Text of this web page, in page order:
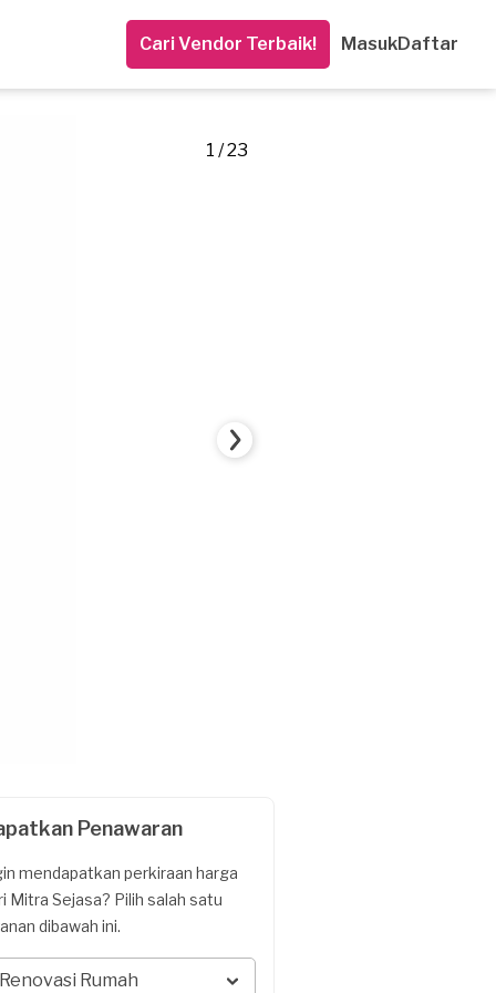
Cari Vendor Terbaik! MasukDaftar
1 / 23
Penawaran
mendapatkan perkiraan harga
Mitra Sejasa? Pilih salah satu
dibawah ini.
Renovasi Rumah